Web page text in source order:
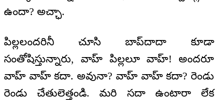
ఉందా? అచ్ఛా.
పిల్లలందరినీ చూసి బాప్‌దాదా కూడా
సంతోషిస్తున్నారు, వాహ్ పిల్లలూ వాహ్! అందరూ
వాహ్ వాహ్ కదా. అవునా? వాహ్ వాహ్ కదా? రెండు
రెండు చేతులెత్తండి. మరి సదా ఉంటారా లేక